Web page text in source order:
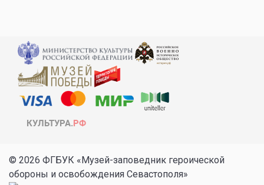
© 2026 ФГБУК «Музей-заповедник героической
обороны и освобождения Севастополя»